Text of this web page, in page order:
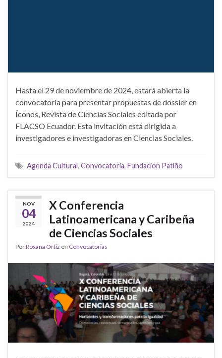
Hasta el 29 de noviembre de 2024, estará abierta la
convocatoria para presentar propuestas de dossier en
Íconos, Revista de Ciencias Sociales editada por
FLACSO Ecuador. Esta invitación está dirigida a
investigadores e investigadoras en Ciencias Sociales.
Agenda Cultural, Convocatoria, Fundacion Patiño
NOV
04
2024
X Conferencia
Latinoamericana y Caribeña
de Ciencias Sociales
PorRoxana Ortiz en Convocatorias